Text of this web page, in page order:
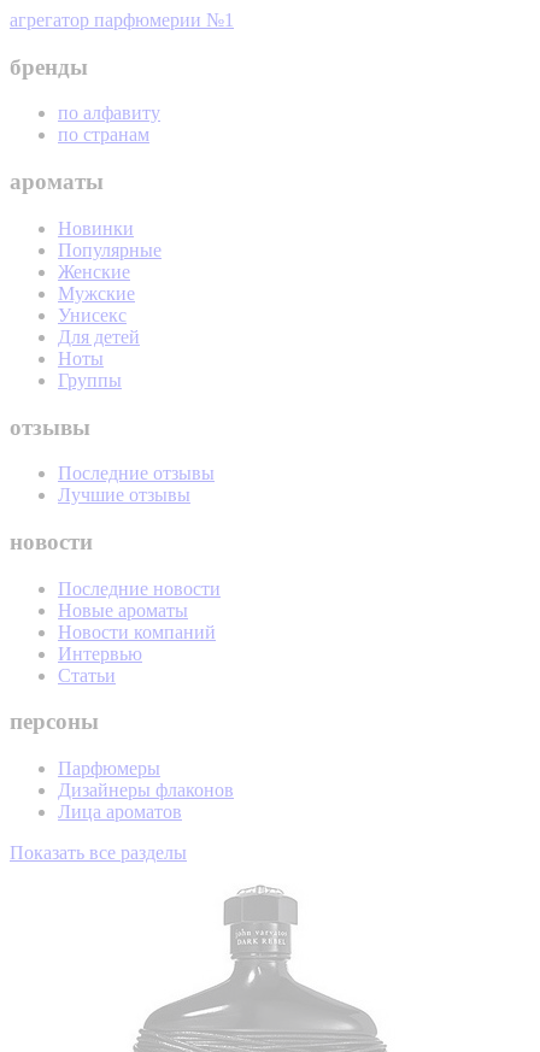
агрегатор парфюмерии №1
бренды
по алфавиту
по странам
ароматы
Новинки
Популярные
Женские
Мужские
Унисекс
Для детей
Ноты
Группы
отзывы
Последние отзывы
Лучшие отзывы
новости
Последние новости
Новые ароматы
Новости компаний
Интервью
Статьи
персоны
Парфюмеры
Дизайнеры флаконов
Лица ароматов
Показать все разделы